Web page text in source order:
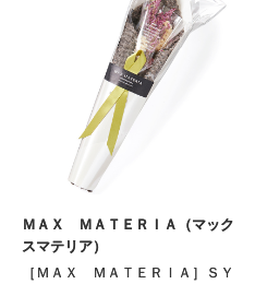
ＭＡＸ ＭＡＴＥＲＩＡ（マック
スマテリア）
［ＭＡＸ ＭＡＴＥＲＩＡ］ＳＹ